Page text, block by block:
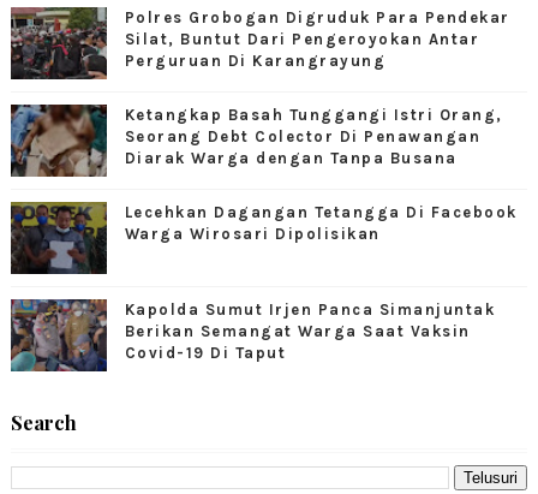
Polres Grobogan Digruduk Para Pendekar
Silat, Buntut Dari Pengeroyokan Antar
Perguruan Di Karangrayung
Ketangkap Basah Tunggangi Istri Orang,
Seorang Debt Colector Di Penawangan
Diarak Warga dengan Tanpa Busana
Lecehkan Dagangan Tetangga Di Facebook
Warga Wirosari Dipolisikan
Kapolda Sumut Irjen Panca Simanjuntak
Berikan Semangat Warga Saat Vaksin
Covid-19 Di Taput
Search